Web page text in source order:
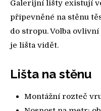
Galerijní lišty existují
připevněné na stěnu
do stropu. Volba
je lišta vidět.
Lišta na stěnu
Montážní rozteč